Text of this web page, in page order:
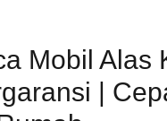
Mobil Alas
|